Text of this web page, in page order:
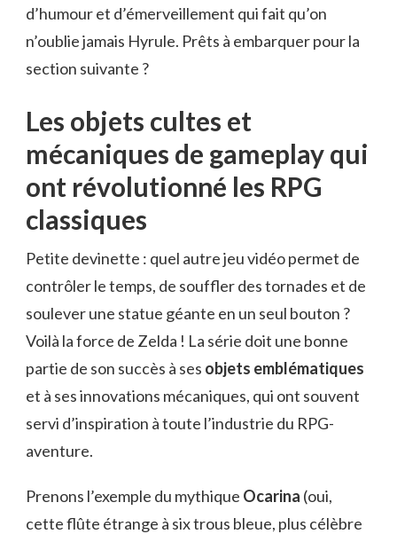
d’humour et d’émerveillement qui fait qu’on
n’oublie jamais Hyrule. Prêts à embarquer pour la
section suivante ?
Les objets cultes et
mécaniques de gameplay qui
ont révolutionné les RPG
classiques
Petite devinette : quel autre jeu vidéo permet de
contrôler le temps, de souffler des tornades et de
soulever une statue géante en un seul bouton ?
Voilà la force de Zelda ! La série doit une bonne
partie de son succès à ses objets emblématiques
et à ses innovations mécaniques, qui ont souvent
servi d’inspiration à toute l’industrie du RPG-
aventure.
Prenons l’exemple du mythique Ocarina (oui,
cette flûte étrange à six trous bleue, plus célèbre